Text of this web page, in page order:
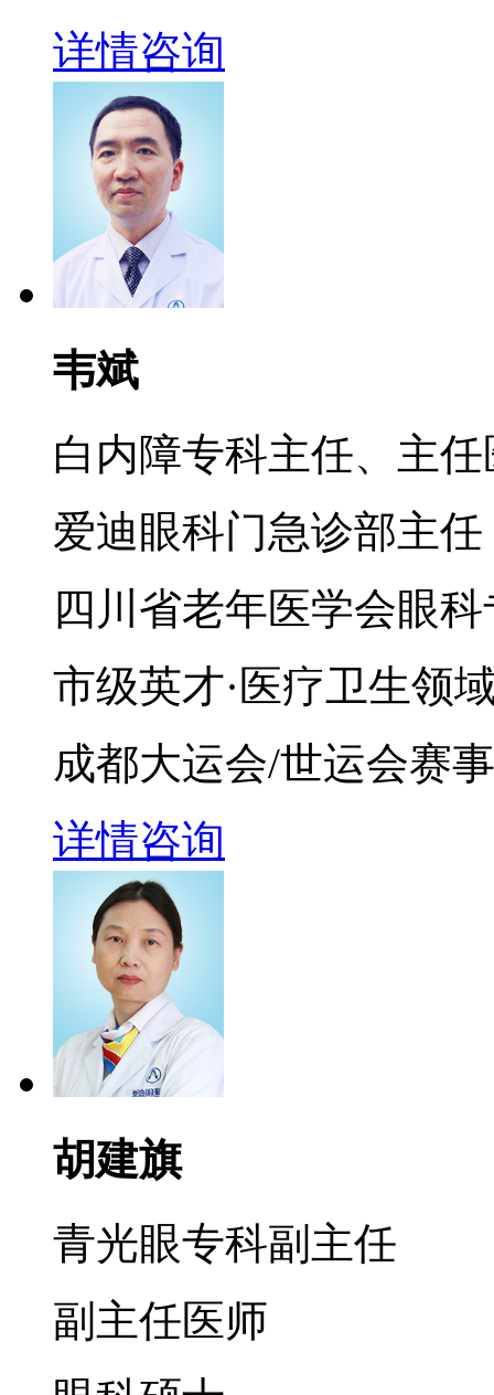
详情咨询
韦斌
白内障专科主任、主
爱迪眼科门急诊部主任
四川省老年医学会眼
市级英才·医疗卫生领
成都大运会/世运会赛
详情咨询
胡建旗
青光眼专科副主任
副主任医师